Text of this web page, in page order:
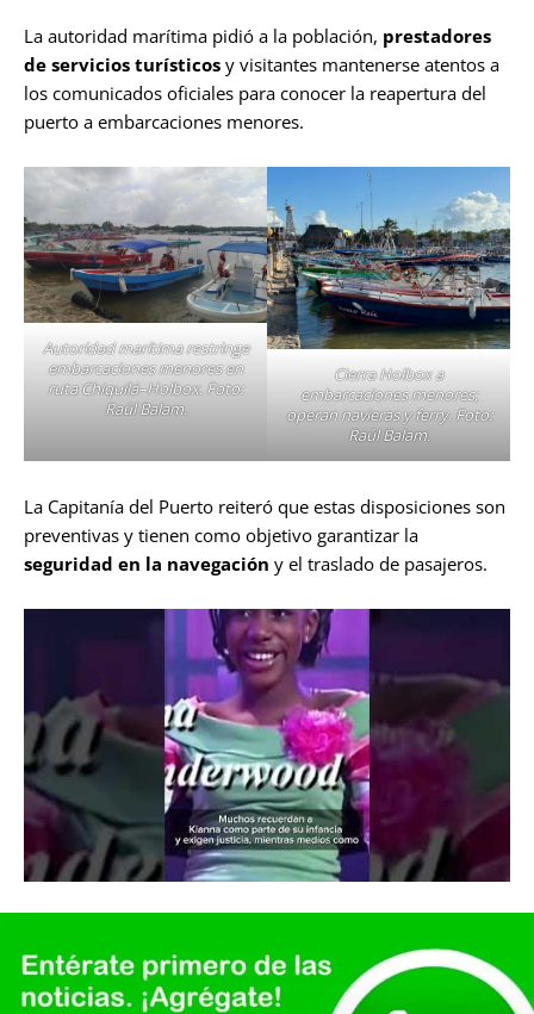
La autoridad marítima pidió a la población, prestadores
de servicios turísticos y visitantes mantenerse atentos a
los comunicados oficiales para conocer la reapertura del
puerto a embarcaciones menores.
Autoridad marítima restringe
embarcaciones menores en
ruta Chiquilá–Holbox. Foto:
Raúl Balam.
Cierra Holbox a
embarcaciones menores;
operan navieras y ferry. Foto:
Raúl Balam.
La Capitanía del Puerto reiteró que estas disposiciones son
preventivas y tienen como objetivo garantizar la
seguridad en la navegación y el traslado de pasajeros.